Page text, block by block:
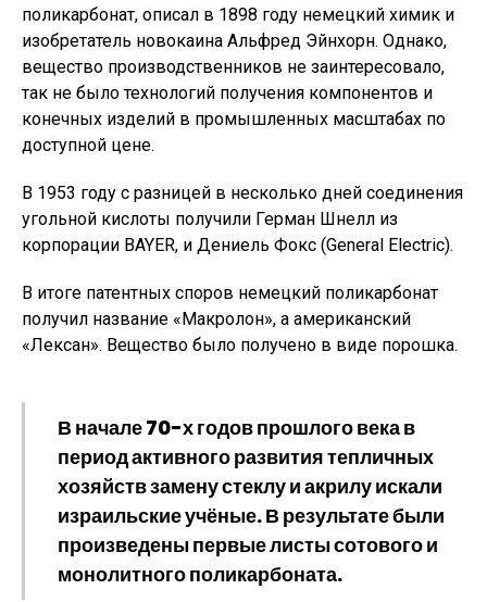
поликарбонат, описал в 1898 году немецкий химик и
изобретатель новокаина Альфред Эйнхорн. Однако,
вещество производственников не заинтересовало,
так не было технологий получения компонентов и
конечных изделий в промышленных масштабах по
доступной цене.
В 1953 году с разницей в несколько дней соединения
угольной кислоты получили Герман Шнелл из
корпорации BAYER, и Дениель Фокс (General Electric).
В итоге патентных споров немецкий поликарбонат
получил название «Макролон», а американский
«Лексан». Вещество было получено в виде порошка.
В начале 70-х годов прошлого века в
период активного развития тепличных
хозяйств замену стеклу и акрилу искали
израильские учёные. В результате были
произведены первые листы сотового и
монолитного поликарбоната.